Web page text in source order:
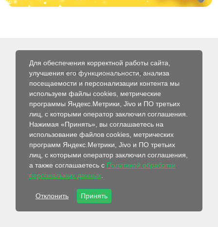
© 2026 Интернет-магазин Абсолют
Для обеспечения корректной работы сайта,
улучшения его функциональности, анализа
посещаемости и персонализации контента мы
используем файлы cookies, метрические
программы Яндекс.Метрики, Jivo и ПО третьих
лиц, с которыми оператор заключил соглашения.
Нажимая «Принять», вы соглашаетесь на
использование файлов cookies, метрических
программ Яндекс.Метрики, Jivo и ПО третьих
лиц, с которыми оператор заключил соглашения,
а также соглашаетесь с Политикой обработки
персональных данных
Отклонить Принять